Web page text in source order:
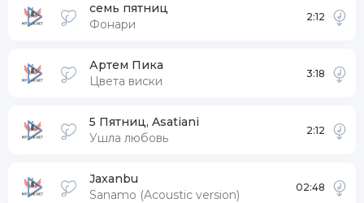
семь пятниц
Фонари
2:12
Артем Пика
Цвета виски
3:18
5 Пятниц, Asatiani
Ушла любовь
2:12
Jaxanbu
Sanamo (Acoustic version)
02:48